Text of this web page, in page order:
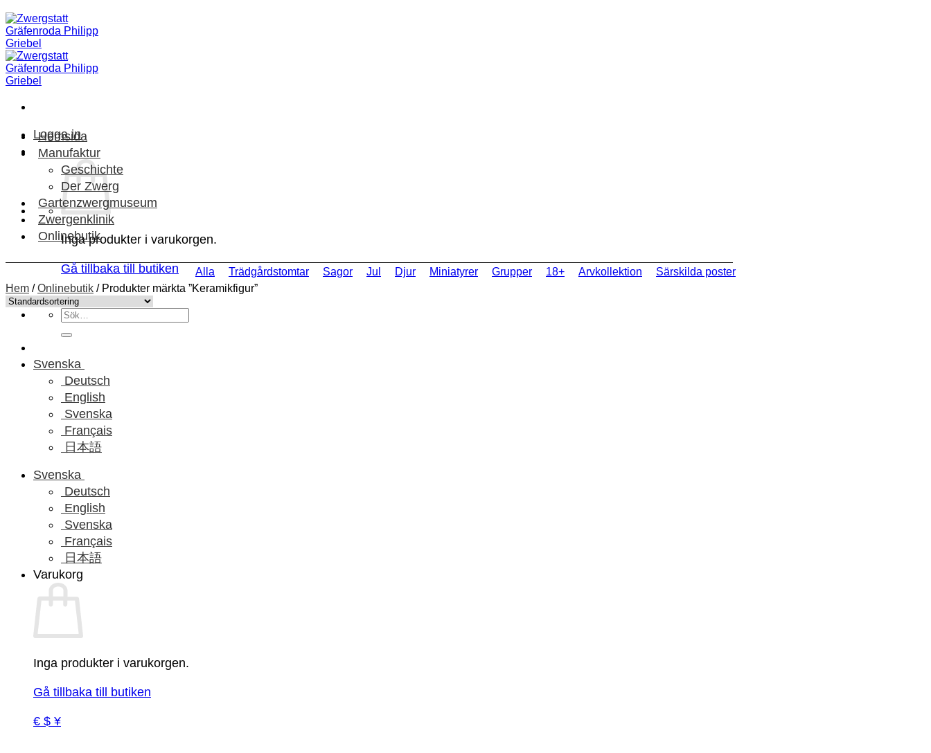
Skip
to
content
Logga in
Inga produkter i varukorgen.
Gå tillbaka till butiken
Sök
efter:
Svenska
Deutsch
English
Svenska
Français
日本語
Svenska
Deutsch
English
Svenska
Français
日本語
Varukorg
Inga produkter i varukorgen.
Gå tillbaka till butiken
€ $ ¥
Hemsida
Manufaktur
Geschichte
Der Zwerg
Gartenzwergmuseum
Zwergenklinik
Onlinebutik
Alla Trädgårdstomtar Sagor Jul Djur Miniatyrer Grupper 18+ Arvkollektion
Särskilda poster
Hem / Onlinebutik /Produkter märkta ”Keramikfigur”